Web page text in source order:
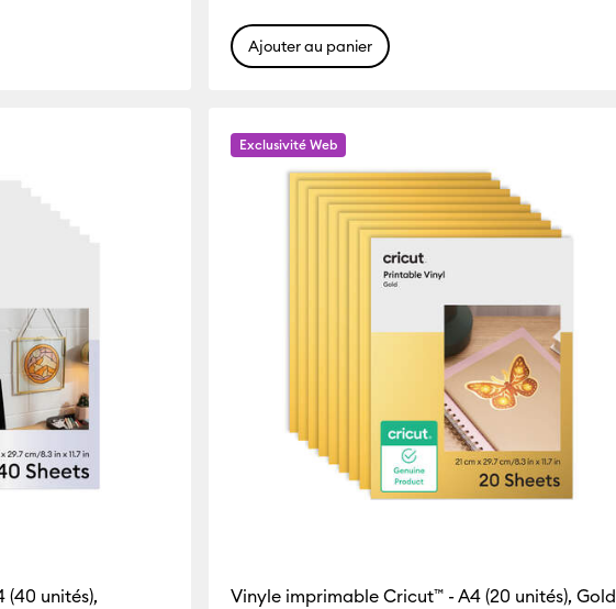
Ajouter au panier
unités),
Exclusivité Web
Vinyle imprimable Cricut™ - A4 (20 unités), Gold